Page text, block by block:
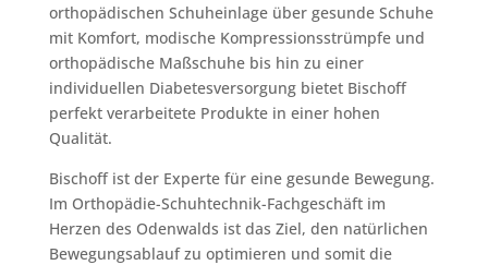
orthopädischen Schuheinlage über gesunde Schuhe
mit Komfort, modische Kompressionsstrümpfe und
orthopädische Maßschuhe bis hin zu einer
individuellen Diabetesversorgung bietet Bischoff
perfekt verarbeitete Produkte in einer hohen
Qualität.
Bischoff ist der Experte für eine gesunde Bewegung.
Im Orthopädie-Schuhtechnik-Fachgeschäft im
Herzen des Odenwalds ist das Ziel, den natürlichen
Bewegungsablauf zu optimieren und somit die